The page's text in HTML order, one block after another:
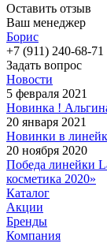
Оставить отзыв
Ваш менеджер
Борис
+7 (911) 240-68-71
Задать вопрос
Новости
5 февраля 2021
Новинка !
20 января 2021
Новинки в
20 ноября 2020
Победа линейки
косметика 2020»
Каталог
Акции
Бренды
Компания